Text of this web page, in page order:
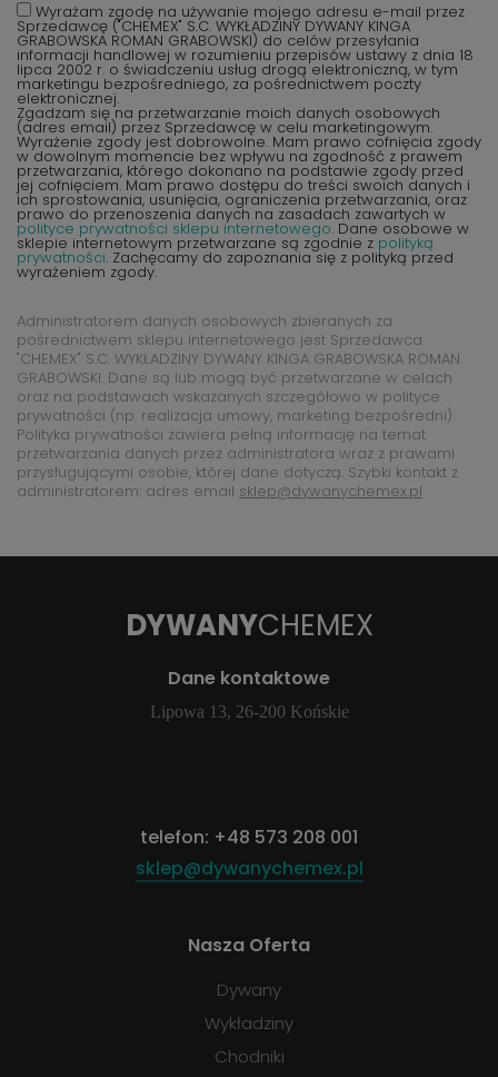
Wyrażam zgodę na używanie mojego adresu e-mail przez
Sprzedawcę ("CHEMEX" S.C. WYKŁADZINY DYWANY KINGA
GRABOWSKA ROMAN GRABOWSKI) do celów przesyłania
informacji handlowej w rozumieniu przepisów ustawy z dnia 18
lipca 2002 r. o świadczeniu usług drogą elektroniczną, w tym
marketingu bezpośredniego, za pośrednictwem poczty
elektronicznej.
Zgadzam się na przetwarzanie moich danych osobowych
(adres email) przez Sprzedawcę w celu marketingowym.
Wyrażenie zgody jest dobrowolne. Mam prawo cofnięcia zgody
w dowolnym momencie bez wpływu na zgodność z prawem
przetwarzania, którego dokonano na podstawie zgody przed
jej cofnięciem. Mam prawo dostępu do treści swoich danych i
ich sprostowania, usunięcia, ograniczenia przetwarzania, oraz
prawo do przenoszenia danych na zasadach zawartych w
polityce prywatności sklepu internetowego. Dane osobowe w
sklepie internetowym przetwarzane są zgodnie z polityką
prywatności. Zachęcamy do zapoznania się z polityką przed
wyrażeniem zgody.
Administratorem danych osobowych zbieranych za
pośrednictwem sklepu internetowego jest Sprzedawca
"CHEMEX" S.C. WYKŁADZINY DYWANY KINGA GRABOWSKA ROMAN
GRABOWSKI. Dane są lub mogą być przetwarzane w celach
oraz na podstawach wskazanych szczegółowo w polityce
prywatności (np. realizacja umowy, marketing bezpośredni).
Polityka prywatności zawiera pełną informację na temat
przetwarzania danych przez administratora wraz z prawami
przysługującymi osobie, której dane dotyczą. Szybki kontakt z
administratorem: adres email sklep@dywanychemex.pl
DYWANYCHEMEX
Dane kontaktowe
Lipowa 13, 26-200 Końskie
telefon: +48 573 208 001
sklep@dywanychemex.pl
Nasza Oferta
Dywany
Wykładziny
Chodniki